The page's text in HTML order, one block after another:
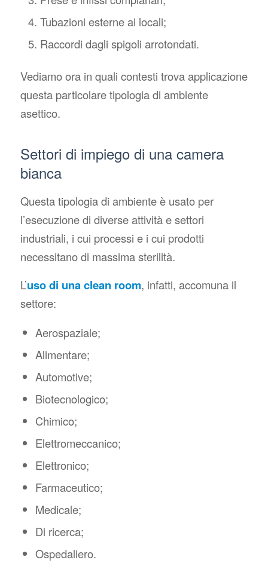
Tubazioni esterne ai locali;
Raccordi dagli spigoli arrotondati.
Vediamo ora in quali contesti trova applicazione
questa particolare tipologia di ambiente
asettico.
Settori di impiego di una camera
bianca
Questa tipologia di ambiente è usato per
l’esecuzione di diverse attività e settori
industriali, i cui processi e i cui prodotti
necessitano di massima sterilità.
L’uso di una clean room, infatti, accomuna il
settore:
Aerospaziale;
Alimentare;
Automotive;
Biotecnologico;
Chimico;
Elettromeccanico;
Elettronico;
Farmaceutico;
Medicale;
Di ricerca;
Ospedaliero.